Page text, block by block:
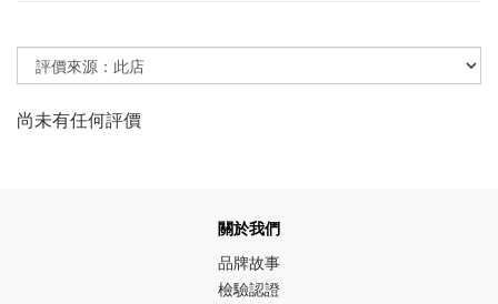
尚未有任何評價
關於我們
品牌故事
檢驗認證